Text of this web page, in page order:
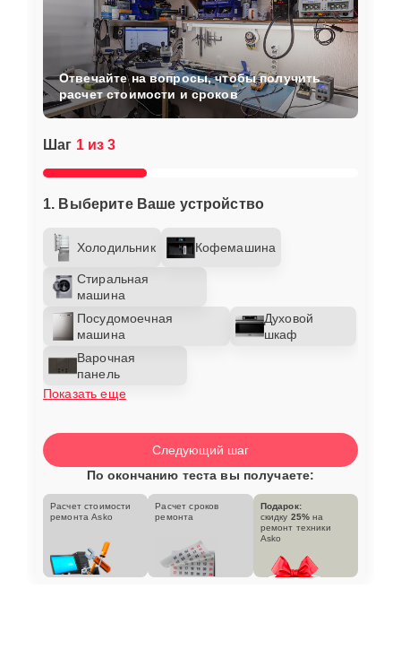
Шаг 1 из 3
1. Выберите Ваше устройство
Холодильник Кофемашина
Стиральная
машина
Посудомоечная
машина
Духовой
шкаф
Варочная
панель
Показать еще
Отвечайте на вопросы, чтобы получить
расчет стоимости и сроков
Следующий шаг
По окончанию теста вы получаете:
Расчет стоимости
ремонта Asko
Расчет сроков
ремонта
Подарок:
скидку 25% на
ремонт техники
Asko